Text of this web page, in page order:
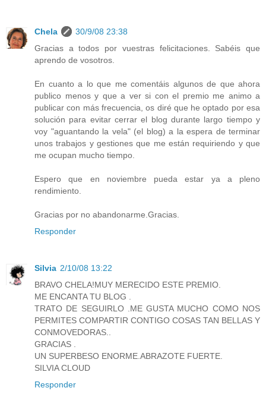
Chela
30/9/08 23:38
Gracias a todos por vuestras felicitaciones. Sabéis que
aprendo de vosotros.
En cuanto a lo que me comentáis algunos de que ahora
publico menos y que a ver si con el premio me animo a
publicar con más frecuencia, os diré que he optado por esa
solución para evitar cerrar el blog durante largo tiempo y
voy "aguantando la vela" (el blog) a la espera de terminar
unos trabajos y gestiones que me están requiriendo y que
me ocupan mucho tiempo.
Espero que en noviembre pueda estar ya a pleno
rendimiento.
Gracias por no abandonarme.Gracias.
Responder
Silvia 2/10/08 13:22
BRAVO CHELA!MUY MERECIDO ESTE PREMIO.
ME ENCANTA TU BLOG .
TRATO DE SEGUIRLO .ME GUSTA MUCHO COMO NOS
PERMITES COMPARTIR CONTIGO COSAS TAN BELLAS Y
CONMOVEDORAS..
GRACIAS .
UN SUPERBESO ENORME.ABRAZOTE FUERTE.
SILVIA CLOUD
Responder